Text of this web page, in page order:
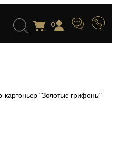
0
картоньер "Золотые грифоны"